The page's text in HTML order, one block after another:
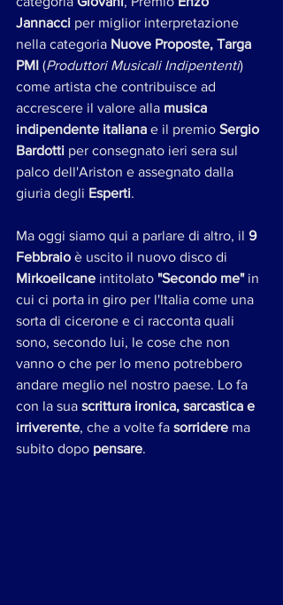
Jannacci per miglior interpretazione
nella categoria Nuove Proposte, Targa
PMI (Produttori Musicali Indipententi)
come artista che contribuisce ad
accrescere il valore alla musica
indipendente italiana e il premio Sergio
Bardotti per consegnato ieri sera sul
palco dell'Ariston e assegnato dalla
giuria degli Esperti.
Ma oggi siamo qui a parlare di altro, il 9
Febbraio è uscito il nuovo disco di
Mirkoeilcane intitolato "Secondo me" in
cui ci porta in giro per l'Italia come una
sorta di cicerone e ci racconta quali
sono, secondo lui, le cose che non
vanno o che per lo meno potrebbero
andare meglio nel nostro paese. Lo fa
con la sua scrittura ironica, sarcastica e
irriverente, che a volte fa sorridere ma
subito dopo pensare.